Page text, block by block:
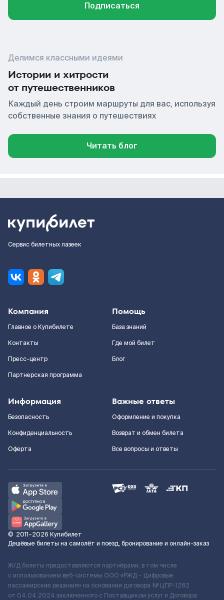
Подписаться
Делимся классными идеями
Истории и хитрости
от путешественников
Каждый день строим маршруты для вас, используя
собственные знания о путешествиях
Читать блог
Сервис билетных лазеек
Компания
Главное о Купибилете
Контакты
Пресс-центр
Партнерская программа
Помощь
База знаний
Где мой билет
Блог
Информация
Безопасность
Конфиденциальность
Оферта
Важные ответы
Оформление и покупка
Возврат и обмен билета
Все вопросы и ответы
© 2011–2026 Купибилет
Дешёвые билеты на самолёт и поезд, бронирование и онлайн-заказ
Ж/Д билеты предоставляются партнёрами, в том числе
с использованием веб-системы ООО «РЖД – Цифровые
пассажирские решения» на основании договора № ЦПР-1282
от 04.04.2024 заключенного с Поставщиком услуг и Договора